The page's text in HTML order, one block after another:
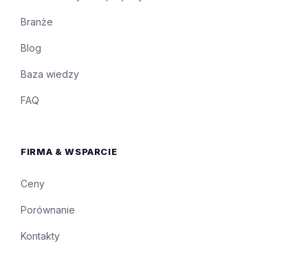
Branże
Blog
Baza wiedzy
FAQ
FIRMA & WSPARCIE
Ceny
Porównanie
Kontakty